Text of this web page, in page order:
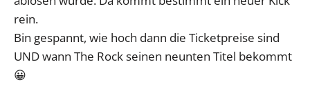
rein.
Bin gespannt, wie hoch dann die Ticketpreise sind
UND wann The Rock seinen neunten Titel bekommt
😀